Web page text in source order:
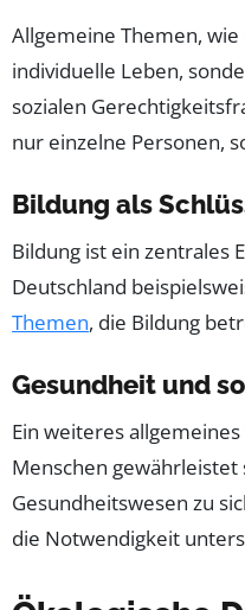
Allgemeine Themen,
individuelle Leben,
sozialen
nur einzelne Personen,
Bildung als
Bildung ist ein zentrales
Deutschland
Themen, die Bildung
Gesundheit und
Ein weiteres
Menschen gewährleistet
Gesundheitswesen zu
die Notwendigkeit